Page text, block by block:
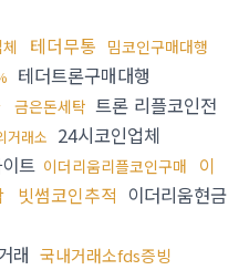
테더무통 밈코인구매대행
테더트론구매대행
금은돈세탁 트론 리플코인전
거래소 24시코인업체
트 이더리움리플코인구매
이
빗썸코인추적 이더리움현금
래 국내거래소fds증빙